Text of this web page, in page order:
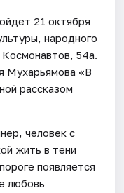
21 октября
народного
Космонавтов, 54а.
Мухарьямова «В
рассказом
человек с
жить в тени
появляется
любовь